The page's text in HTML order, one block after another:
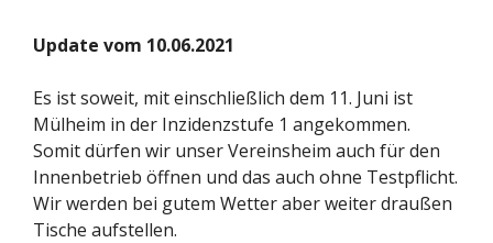
Update vom 10.06.2021
Es ist soweit, mit einschließlich dem 11. Juni ist
Mülheim in der Inzidenzstufe 1 angekommen.
Somit dürfen wir unser Vereinsheim auch für den
Innenbetrieb öffnen und das auch ohne Testpflicht.
Wir werden bei gutem Wetter aber weiter draußen
Tische aufstellen.